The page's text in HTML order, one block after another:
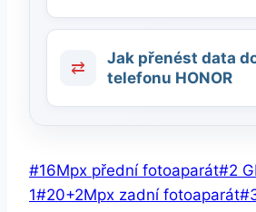
⇄
Jak přenést data
telefonu HONOR
Štítky
příspěvků:
#16Mpx přední fotoaparát#2
1#20+2Mpx zadní fotoaparát#